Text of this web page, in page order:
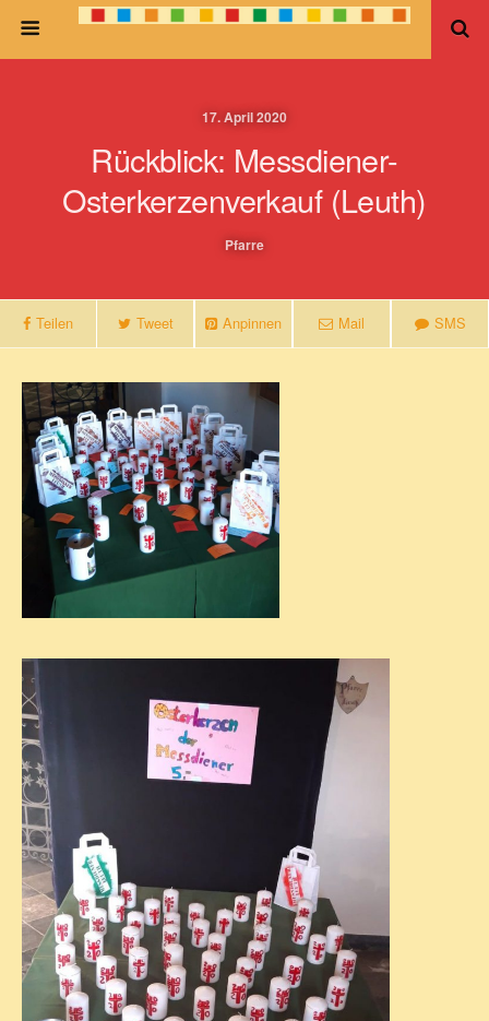
17. April 2020
Rückblick: Messdiener-
Osterkerzenverkauf (Leuth)
Pfarre
Teilen Tweet Anpinnen Mail SMS